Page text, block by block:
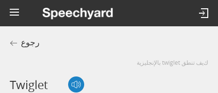
رجوع
كيف تنطق twiglet بالإنجليزية
Twiglet